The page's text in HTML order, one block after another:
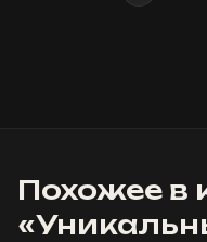
Похожее в
«